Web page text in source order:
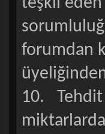
forumdan
10. Tehdit